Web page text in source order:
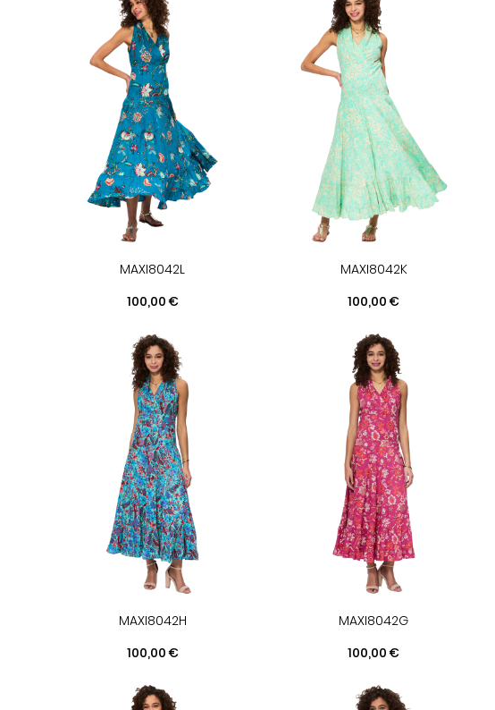
MAXI8042L
Prix
100,00 €
MAXI8042K
Prix
100,00 €
MAXI8042H
Prix
100,00 €
MAXI8042G
Prix
100,00 €